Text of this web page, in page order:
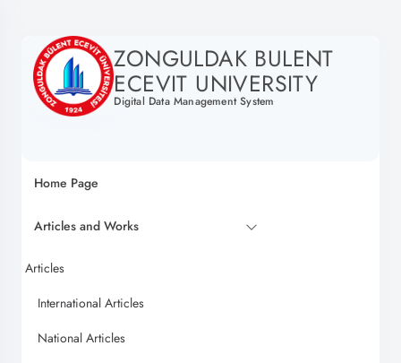
ZONGULDAK BULENT
ECEVIT UNIVERSITY
Digital Data Management System
Home Page
Articles and Works
Articles
International Articles
National Articles